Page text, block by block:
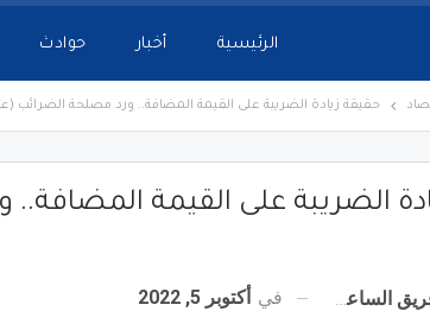
الرئيسية أخبار حوادث
حقيقة زيادة الضريبة على القيمة المضافة.. ورد مصلحة الضرائب
الضريبة على القيمة
الساعة برس في أكتوبر 5, 2022